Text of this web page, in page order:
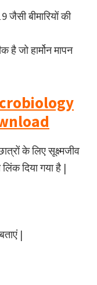
जैसी बीमारियों की
है जो हार्मोन मापन
के लिए सूक्ष्मजीव
दिया गया है |
|